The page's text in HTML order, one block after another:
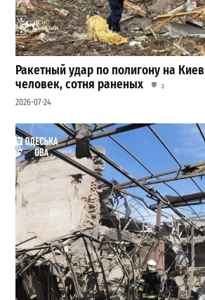
Ракетный удар по полигону на
человек, сотня раненых
2
2026-07-24